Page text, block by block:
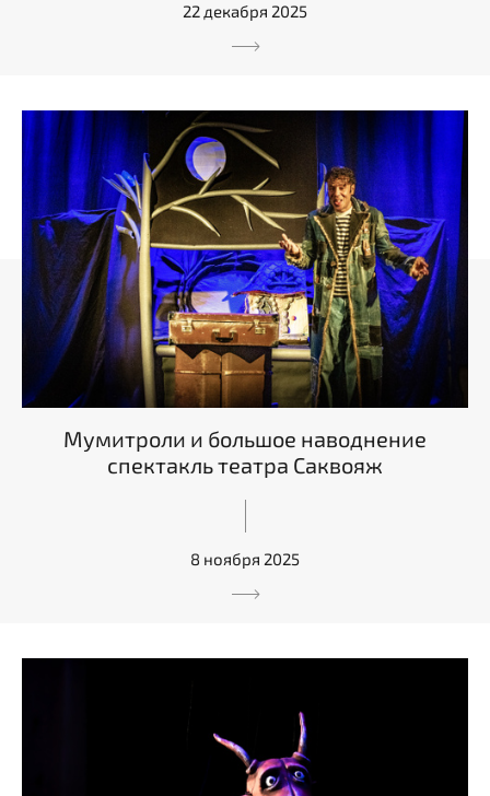
22 декабря 2025
Мумитроли и большое наводнение
спектакль театра Саквояж
8 ноября 2025